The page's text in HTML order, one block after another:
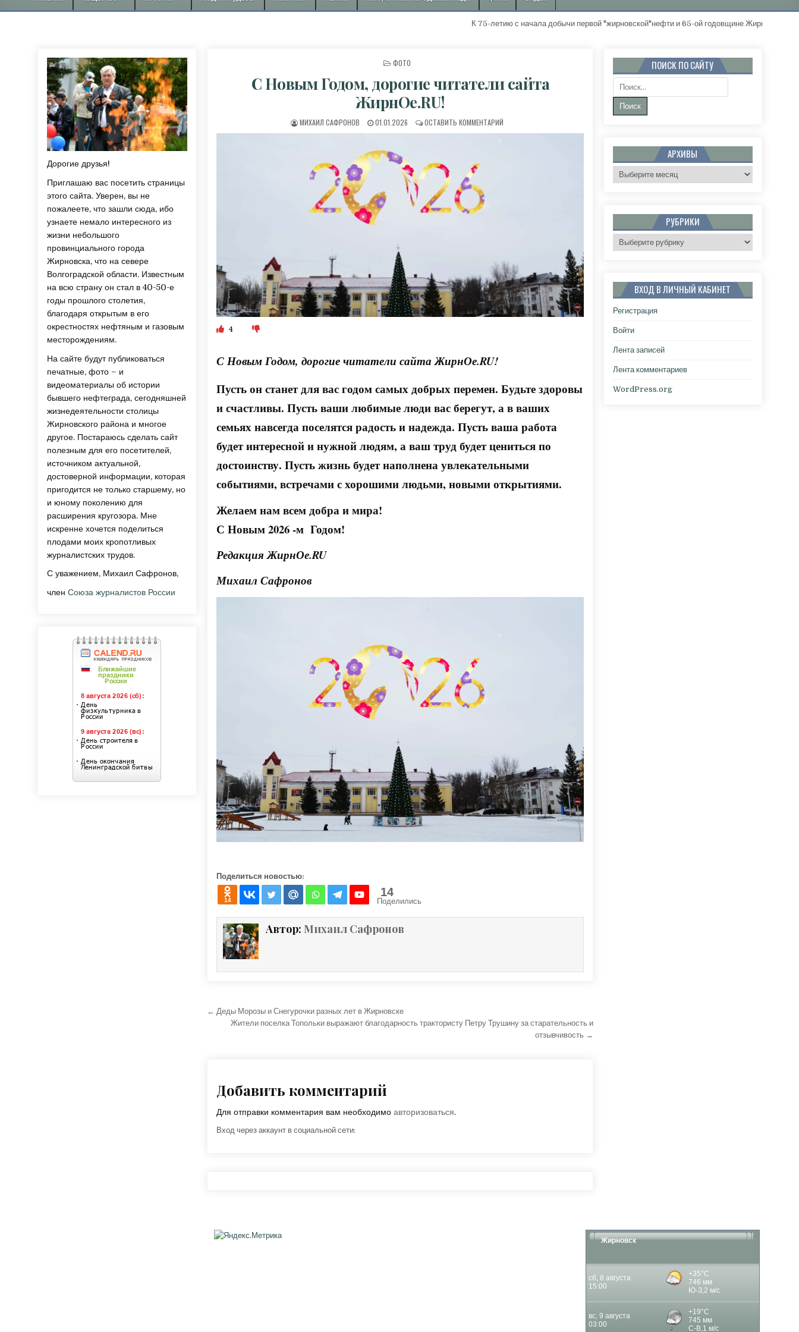
К 75-летию с начала добычи первой "жирновской"нефти и 65-ой годовщине
ОПУБЛИКОВАНО В
ФОТО
С Новым Годом, дорогие читатели сайта
ЖирнОе.RU!
АВТОР:
МИХАИЛ САФРОНОВ ДАТА ПУБЛИКАЦИИ:
01.01.2026 ОСТАВИТЬ КОММЕНТАРИЙ
4
С Новым Годом, дорогие читатели сайта ЖирнОе.RU!
Пусть он станет для вас годом самых добрых перемен. Будьте здоровы
и счастливы. Пусть ваши любимые люди вас берегут, а в ваших
семьях навсегда поселятся радость и надежда. Пусть ваша работа
будет интересной и нужной людям, а ваш труд будет цениться по
достоинству. Пусть жизнь будет наполнена увлекательными
событиями, встречами с хорошими людьми, новыми открытиями.
Желаем нам всем добра и мира!
С Новым 2026 -м Годом!
Редакция ЖирнОе.RU
Михаил Сафронов
Поделиться новостью:
14
14
Поделились
Автор: Михаил Сафронов
Навигация по записям
← Деды Морозы и Снегурочки разных лет в Жирновске
Жители поселка Топольки выражают благодарность трактористу Петру Трушину за старательность и
отзывчивость →
Добавить комментарий
Для отправки комментария вам необходимоавторизоваться.
Вход через аккаунт в социальной сети:
Дорогие друзья!
Приглашаю вас посетить страницы
этого сайта. Уверен, вы не
пожалеете, что зашли сюда, ибо
узнаете немало интересного из
жизни небольшого
провинциального города
Жирновска, что на севере
Волгоградской области. Известным
на всю страну он стал в 40-50-е
годы прошлого столетия,
благодаря открытым в его
окрестностях нефтяным и газовым
месторождениям.
На сайте будут публиковаться
печатные, фото – и
видеоматериалы об истории
бывшего нефтеграда, сегодняшней
жизнедеятельности столицы
Жирновского района и многое
другое. Постараюсь сделать сайт
полезным для его посетителей,
источником актуальной,
достоверной информации, которая
пригодится не только старшему, но
и юному поколению для
расширения кругозора. Мне
искренне хочется поделиться
плодами моих кропотливых
журналистских трудов.
С уважением, Михаил Сафронов,
членСоюза журналистов России
ПОИСК ПО САЙТУ
Поиск:
АРХИВЫ
Архивы
РУБРИКИ
Рубрики
ВХОД В ЛИЧНЫЙ КАБИНЕТ
Регистрация
Войти
Лента записей
Лента комментариев
WordPress.org
Жирновск